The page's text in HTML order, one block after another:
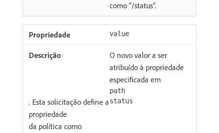
como “/status”.
value
O novo valor a ser
atribuído à propriedade
especificada em
path
. Esta solicitação define a
propriedade
status
da política como